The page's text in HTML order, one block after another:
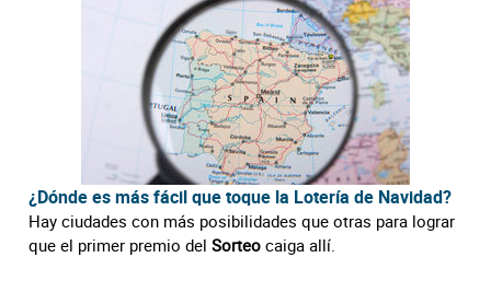
¿Dónde es más fácil que toque la Lotería de Navidad?
Hay ciudades con más posibilidades que otras para lograr
que el primer premio delSorteocaiga allí.